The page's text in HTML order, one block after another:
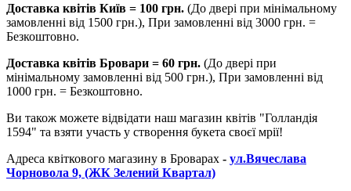
Доставка квітів Київ = 100 грн. (До двері при мінімальному
замовленні від 1500 грн.), При замовленні від 3000 грн. =
Безкоштовно.
Доставка квітів Бровари = 60 грн. (До двері при
мінімальному замовленні від 500 грн.), При замовленні від
1000 грн. = Безкоштовно.
Ви також можете відвідати наш магазин квітів "Голландія
1594" та взяти участь у створення букета своєї мрії!
Адреса квіткового магазину в Броварах - ул.Вячеслава
Чорновола 9, (ЖК Зелений Квартал)